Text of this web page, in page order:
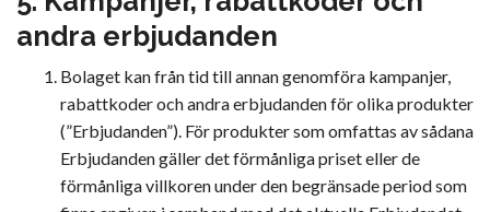
andra erbjudanden
Bolaget kan från tid till annan genomföra kampanjer,
rabattkoder och andra erbjudanden för olika produkter
(”Erbjudanden”). För produkter som omfattas av sådana
Erbjudanden gäller det förmånliga priset eller de
förmånliga villkoren under den begränsade period som